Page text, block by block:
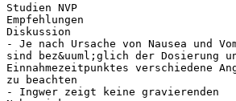
Studien NVP
Empfehlungen
Diskussion
- Je nach Ursache von Nausea und
sind bez&uuml;glich der Dosierung
Einnahmezeitpunktes verschiedene
zu beachten
- Ingwer zeigt keine gravierenden